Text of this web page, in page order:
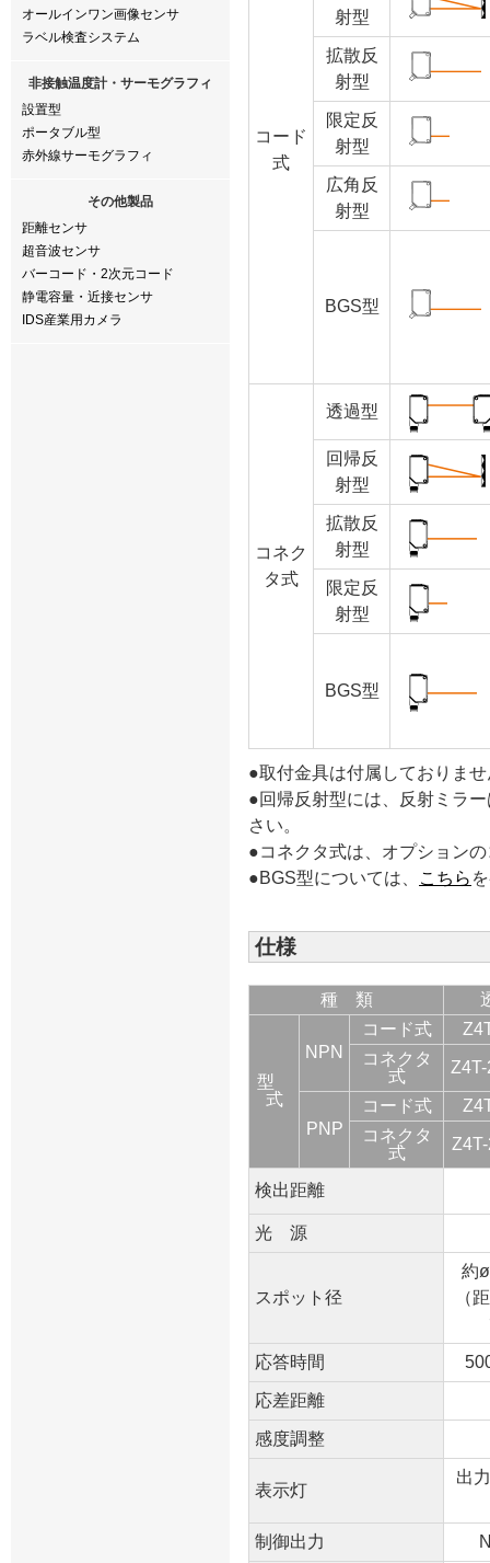
オールインワン画像センサ
ラベル検査システム
非接触温度計・サーモグラフィ
設置型
ポータブル型
赤外線サーモグラフィ
その他製品
距離センサ
超音波センサ
バーコード・2次元コード
静電容量・近接センサ
IDS産業用カメラ
コード
式
射型
拡散反
射型
限定反
射型
広角反
射型
BGS型
コネク
タ式
透過型
回帰反
射型
拡散反
射型
限定反
射型
BGS型
●取付金具は付属しておりま
●回帰反射型には、反射ミラ
さい。
●コネクタ式は、オプション
●BGS型については、
こちら
仕様
種 類
型
式
NPN
コード式
コネクタ
式
PNP
コード式
コネクタ
式
検出距離
光 源
スポット径
約
（
応答時間
応差距離
感度調整
表示灯
出
制御出力